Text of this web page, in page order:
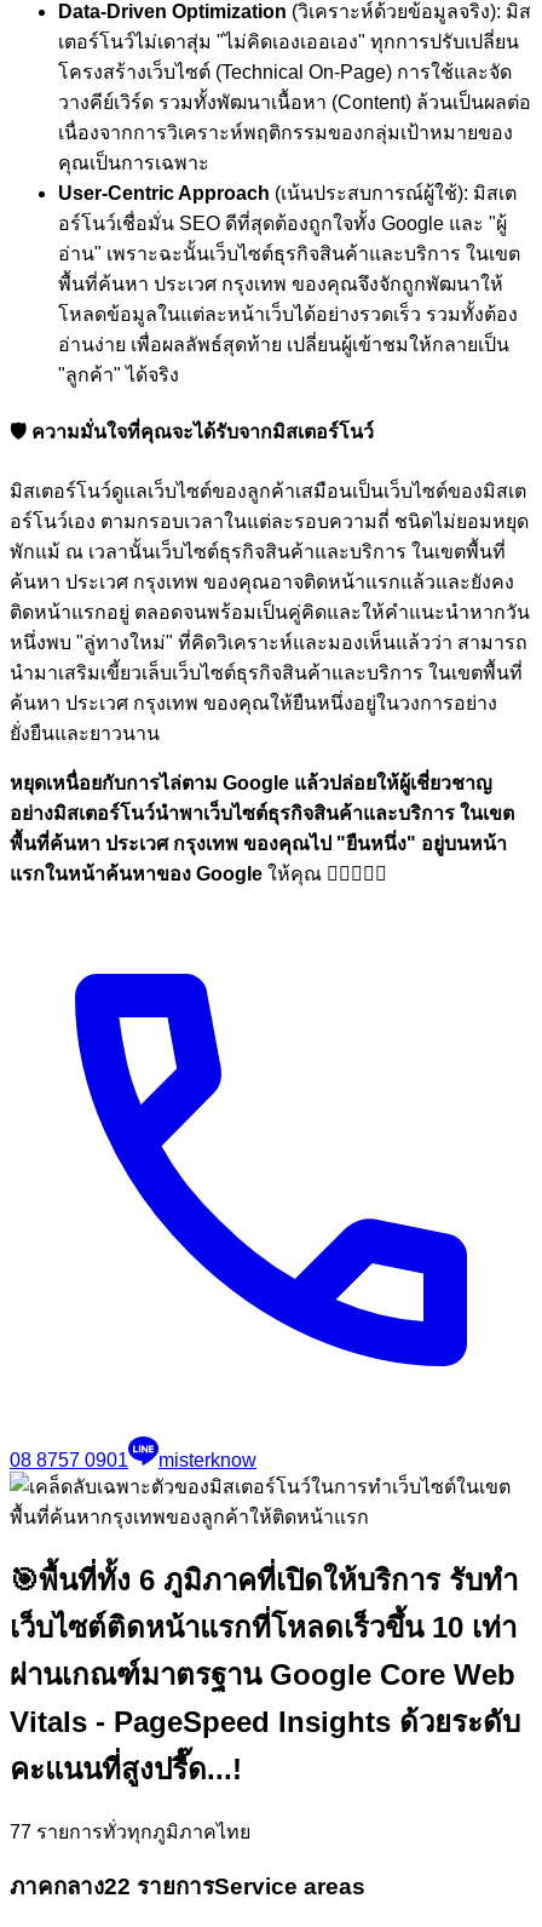
Data-Driven Optimization (วิเคราะห์ด้วยข้อมูลจริง): มิส
เตอร์โนว์ไม่เดาสุ่ม "ไม่คิดเองเออเอง" ทุกการปรับเปลี่ยน
โครงสร้างเว็บไซต์ (Technical On-Page) การใช้และจัด
วางคีย์เวิร์ด รวมทั้งพัฒนาเนื้อหา (Content) ล้วนเป็นผลต่อ
เนื่องจากการวิเคราะห์พฤติกรรมของกลุ่มเป้าหมายของ
คุณเป็นการเฉพาะ
User-Centric Approach (เน้นประสบการณ์ผู้ใช้): มิสเต
อร์โนว์เชื่อมั่น SEO ดีที่สุดต้องถูกใจทั้ง Google และ "ผู้
อ่าน" เพราะฉะนั้นเว็บไซต์ธุรกิจสินค้าและบริการ ในเขต
พื้นที่ค้นหา ประเวศ กรุงเทพ ของคุณจึงจักถูกพัฒนาให้
โหลดข้อมูลในแต่ละหน้าเว็บได้อย่างรวดเร็ว รวมทั้งต้อง
อ่านง่าย เพื่อผลลัพธ์สุดท้าย เปลี่ยนผู้เข้าชมให้กลายเป็น
"ลูกค้า" ได้จริง
🛡️ ความมั่นใจที่คุณจะได้รับจากมิสเตอร์โนว์
มิสเตอร์โนว์ดูแลเว็บไซต์ของลูกค้าเสมือนเป็นเว็บไซต์ของมิสเต
อร์โนว์เอง ตามกรอบเวลาในแต่ละรอบความถี่ ชนิดไม่ยอมหยุด
พักแม้ ณ เวลานั้นเว็บไซต์ธุรกิจสินค้าและบริการ ในเขตพื้นที่
ค้นหา ประเวศ กรุงเทพ ของคุณอาจติดหน้าแรกแล้วและยังคง
ติดหน้าแรกอยู่ ตลอดจนพร้อมเป็นคู่คิดและให้คำแนะนำหากวัน
หนึ่งพบ "ลู่ทางใหม่" ที่คิดวิเคราะห์และมองเห็นแล้วว่า สามารถ
นำมาเสริมเขี้ยวเล็บเว็บไซต์ธุรกิจสินค้าและบริการ ในเขตพื้นที่
ค้นหา ประเวศ กรุงเทพ ของคุณให้ยืนหนึ่งอยู่ในวงการอย่าง
ยั่งยืนและยาวนาน
หยุดเหนื่อยกับการไล่ตาม Google แล้วปล่อยให้ผู้เชี่ยวชาญ
อย่างมิสเตอร์โนว์นำพาเว็บไซต์ธุรกิจสินค้าและบริการ ในเขต
พื้นที่ค้นหา ประเวศ กรุงเทพ ของคุณไป "ยืนหนึ่ง" อยู่บนหน้า
แรกในหน้าค้นหาของ Google ให้คุณ 🏋🏼💪🏼🎉
08 8757 0901 misterknow
🎯พื้นที่ทั้ง 6 ภูมิภาคที่เปิดให้บริการ รับทำ
เว็บไซต์ติดหน้าแรกที่โหลดเร็วขึ้น 10 เท่า
ผ่านเกณฑ์มาตรฐาน Google Core Web
Vitals - PageSpeed Insights ด้วยระดับ
คะแนนที่สูงปรี๊ด...!
77 รายการทั่วทุกภูมิภาคไทย
ภาคกลาง22 รายการService areas